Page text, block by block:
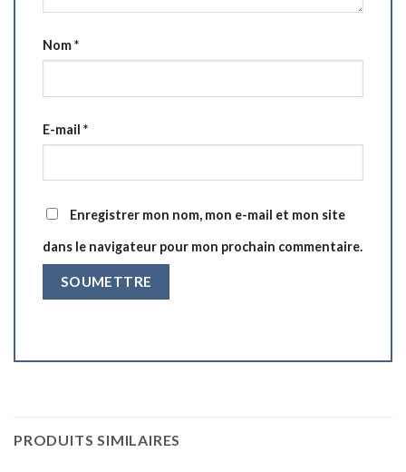
Nom*
E-mail *
Enregistrer mon nom, mon e-mail et mon site
dans le navigateur pour mon prochain commentaire.
PRODUITS SIMILAIRES